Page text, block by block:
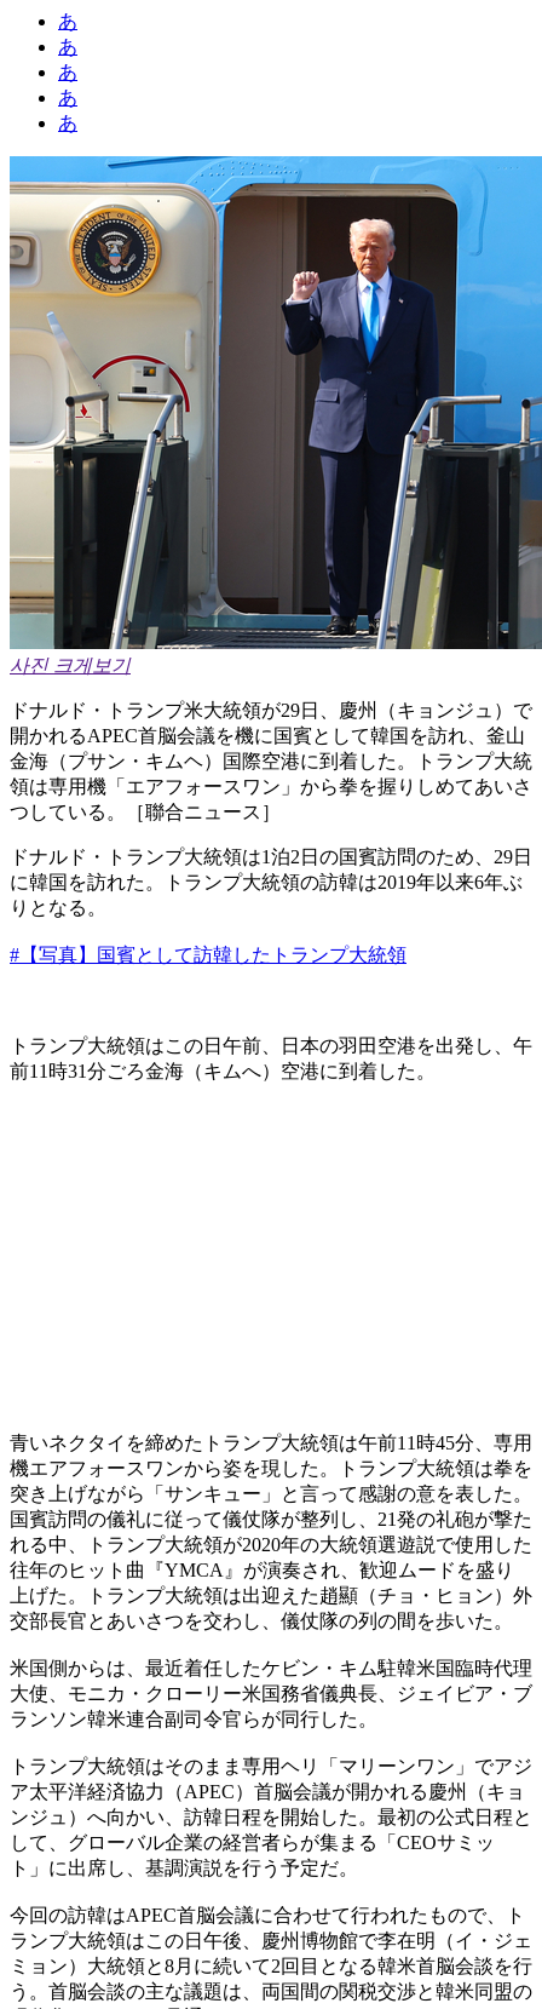
あ
あ
あ
あ
あ
사진 크게보기
ドナルド・トランプ米大統領が29日、慶州（キョンジュ）で
開かれるAPEC首脳会議を機に国賓として韓国を訪れ、釜山
金海（プサン・キムヘ）国際空港に到着した。トランプ大統
領は専用機「エアフォースワン」から拳を握りしめてあいさ
つしている。［聯合ニュース］
ドナルド・トランプ大統領は1泊2日の国賓訪問のため、29日
に韓国を訪れた。トランプ大統領の訪韓は2019年以来6年ぶ
りとなる。
#【写真】国賓として訪韓したトランプ大統領
トランプ大統領はこの日午前、日本の羽田空港を出発し、午
前11時31分ごろ金海（キムへ）空港に到着した。
青いネクタイを締めたトランプ大統領は午前11時45分、専用
機エアフォースワンから姿を現した。トランプ大統領は拳を
突き上げながら「サンキュー」と言って感謝の意を表した。
国賓訪問の儀礼に従って儀仗隊が整列し、21発の礼砲が撃た
れる中、トランプ大統領が2020年の大統領選遊説で使用した
往年のヒット曲『YMCA』が演奏され、歓迎ムードを盛り
上げた。トランプ大統領は出迎えた趙顯（チョ・ヒョン）外
交部長官とあいさつを交わし、儀仗隊の列の間を歩いた。
米国側からは、最近着任したケビン・キム駐韓米国臨時代理
大使、モニカ・クローリー米国務省儀典長、ジェイビア・ブ
ランソン韓米連合副司令官らが同行した。
トランプ大統領はそのまま専用ヘリ「マリーンワン」でアジ
ア太平洋経済協力（APEC）首脳会議が開かれる慶州（キョ
ンジュ）へ向かい、訪韓日程を開始した。最初の公式日程と
して、グローバル企業の経営者らが集まる「CEOサミッ
ト」に出席し、基調演説を行う予定だ。
今回の訪韓はAPEC首脳会議に合わせて行われたもので、ト
ランプ大統領はこの日午後、慶州博物館で李在明（イ・ジェ
ミョン）大統領と8月に続いて2回目となる韓米首脳会談を行
う。首脳会談の主な議題は、両国間の関税交渉と韓米同盟の